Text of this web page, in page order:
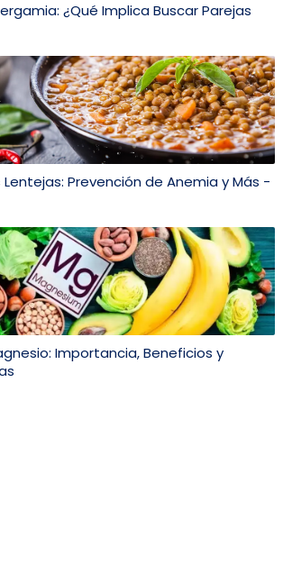
¿Qué Implica Buscar Parejas
Prevención de Anemia y Más -
Importancia, Beneficios y